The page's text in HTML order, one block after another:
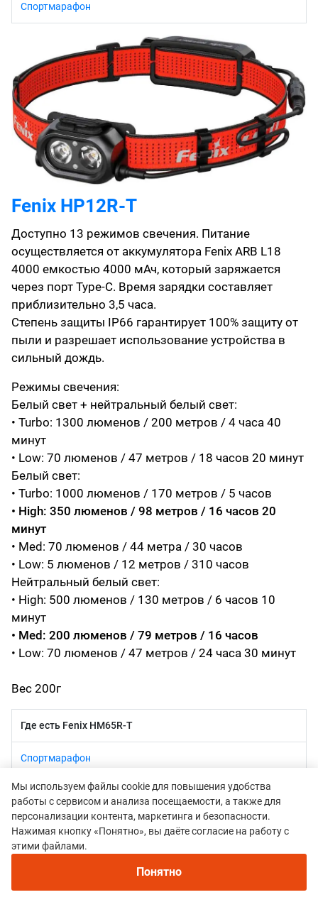
Спортмарафон
Fenix HP12R-T
Доступно 13 режимов свечения. Питание
осуществляется от аккумулятора Fenix ARB L18
4000 емкостью 4000 мАч, который заряжается
через порт Type-C. Время зарядки составляет
приблизительно 3,5 часа.
Степень защиты IP66 гарантирует 100% защиту от
пыли и разрешает использование устройства в
сильный дождь.
Режимы свечения:
Белый свет + нейтральный белый свет:
• Turbo: 1300 люменов / 200 метров / 4 часа 40
минут
• Low: 70 люменов / 47 метров / 18 часов 20 минут
Белый свет:
• Turbo: 1000 люменов / 170 метров / 5 часов
• High: 350 люменов / 98 метров / 16 часов 20
минут
• Med: 70 люменов / 44 метра / 30 часов
• Low: 5 люменов / 12 метров / 310 часов
Нейтральный белый свет:
• High: 500 люменов / 130 метров / 6 часов 10
минут
• Med: 200 люменов / 79 метров / 16 часов
• Low: 70 люменов / 47 метров / 24 часа 30 минут
Вес 200г
Где есть Fenix HM65R-T
Спортмарафон
Мы используем файлы cookie для повышения удобства
работы с сервисом и анализа посещаемости, а также для
персонализации контента, маркетинга и безопасности.
Нажимая кнопку «Понятно», вы даёте согласие на работу с
этими файлами.
Понятно